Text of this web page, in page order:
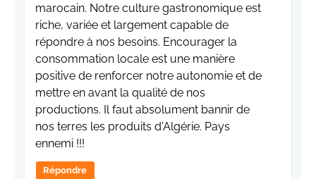
marocain. Notre culture gastronomique est
riche, variée et largement capable de
répondre à nos besoins. Encourager la
consommation locale est une manière
positive de renforcer notre autonomie et de
mettre en avant la qualité de nos
productions. Il faut absolument bannir de
nos terres les produits d'Algérie. Pays
ennemi !!!
Répondre